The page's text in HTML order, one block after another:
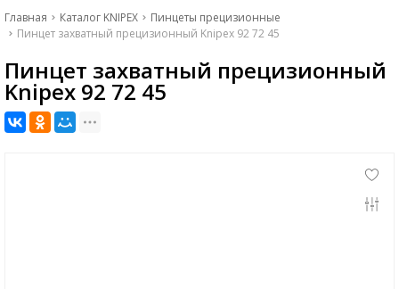
Каталог
Новости
Главная Каталог KNIPEX
Пинцеты прецизионные
Пинцет захватный прецизионный Knipex 92 72 45
Пинцет захватный прецизионный
Knipex 92 72 45